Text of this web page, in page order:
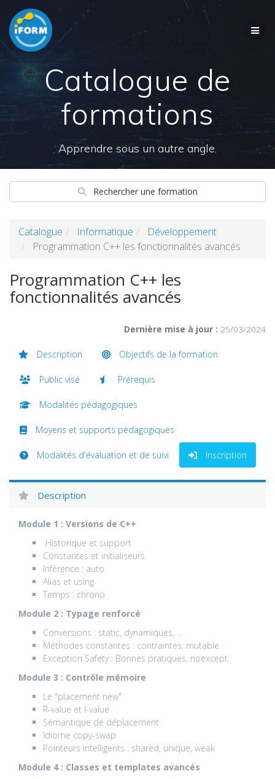
content
Catalogue de
formations
Apprendre sous un autre angle.
Rechercher une formation
Catalogue Informatique
Développement
Programmation C++ les fonctionnalités avancés
Programmation C++ les
fonctionnalités avancés
Dernière mise à jour : 25/03/2024
Description Objectifs de la formation
Public visé Prérequis
Modalités pédagogiques
Moyens et supports pédagogiques
Modalités d'évaluation et de suivi Inscription
Description
Module 1 : Versions de C++
Historique et support
Constantes et initialiseurs
Inférence : auto
Alias et using
Temps : chrono
Module 2 : Typage renforcé
Conversions : static, dynamiques, ...
Méthodes constantes : contraintes, mutable
Exception Safety : Bonnes pratiques, noexcept
Module 3 : Contrôle mémoire
Le "placement new"
R-value et l-value
Sémantique de déplacement
Idiome copy-swap
Pointeurs intelligents : shared, unique, weak
Module 4 : Classes et templates avancés